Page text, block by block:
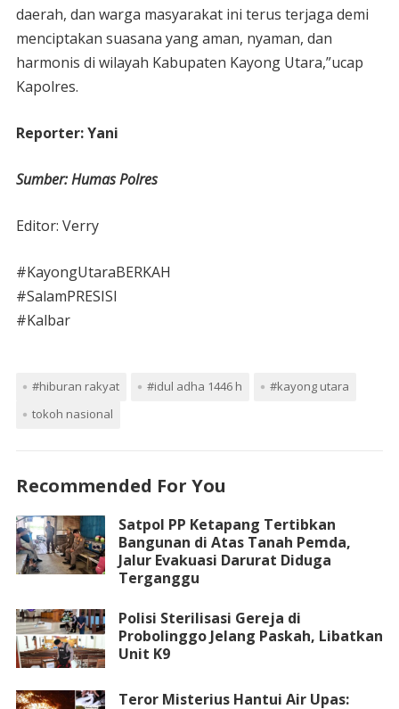
daerah, dan warga masyarakat ini terus terjaga demi
menciptakan suasana yang aman, nyaman, dan
harmonis di wilayah Kabupaten Kayong Utara,”ucap
Kapolres.
Reporter: Yani
Sumber: Humas Polres
Editor: Verry
#KayongUtaraBERKAH
#SalamPRESISI
#Kalbar
#hiburan rakyat #idul adha 1446 h
#kayong utara
tokoh nasional
Recommended For You
Satpol PP Ketapang Tertibkan
Bangunan di Atas Tanah Pemda,
Jalur Evakuasi Darurat Diduga
Terganggu
Polisi Sterilisasi Gereja di
Probolinggo Jelang Paskah, Libatkan
Unit K9
Teror Misterius Hantui Air Upas: